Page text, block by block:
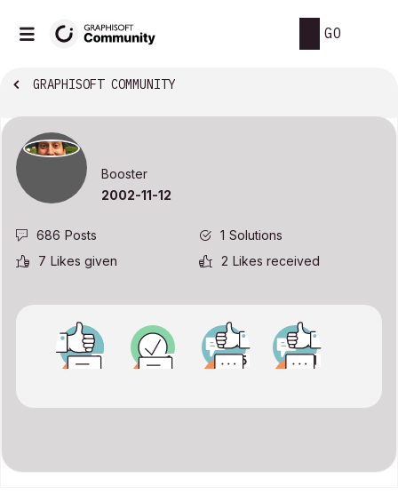
GO
GRAPHISOFT COMMUNITY
Booster
‎2002-11-12
686 Posts 1 Solutions
7 Likes given 2 Likes received